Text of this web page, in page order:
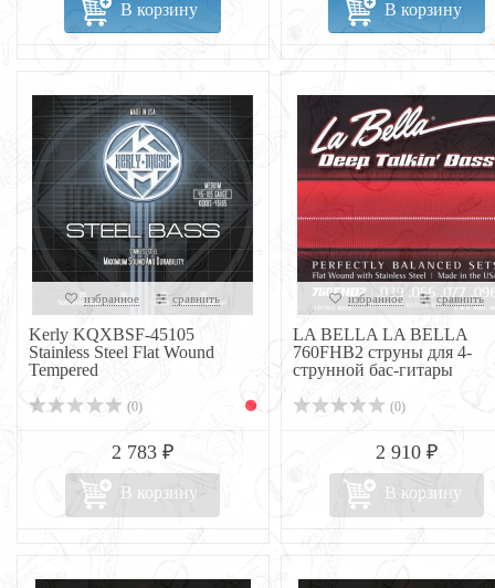
В корзину В корзину
избранное сравнить
Kerly KQXBSF-45105
Stainless Steel Flat Wound
Tempered
(0)
2 783 ₽
В корзину
избранное сравнить
LA BELLA LA BELLA
760FHB2 струны для 4-
струнной бас-гитары
(0)
2 910 ₽
В корзину